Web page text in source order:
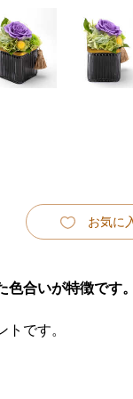
お気に
色合いが特徴です
です。